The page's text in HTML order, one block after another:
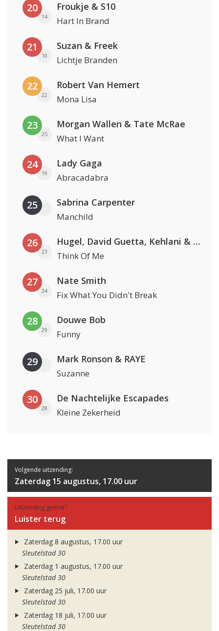
20
14
Froukje & S10
Hart In Brand
21
10
Suzan & Freek
Lichtje Branden
22
22
Robert Van Hemert
Mona Lisa
23
25
Morgan Wallen & Tate McRae
What I Want
24
19
Lady Gaga
Abracadabra
25 Sabrina Carpenter
Manchild
26
23
Hugel, David Guetta, Kehlani & Daecolm
Think Of Me
27
24
Nate Smith
Fix What You Didn't Break
28
29
Douwe Bob
Funny
29 Mark Ronson & RAYE
Suzanne
30
28
De Nachtelijke Escapades
Kleine Zekerheid
Volgende uitzending:
Zaterdag 15 augustus, 17.00 uur
Uitzending gemist?
Luister terug
Zaterdag 8 augustus, 17.00 uur
Sleutelstad 30
Zaterdag 1 augustus, 17.00 uur
Sleutelstad 30
Zaterdag 25 juli, 17.00 uur
Sleutelstad 30
Zaterdag 18 juli, 17.00 uur
Sleutelstad 30